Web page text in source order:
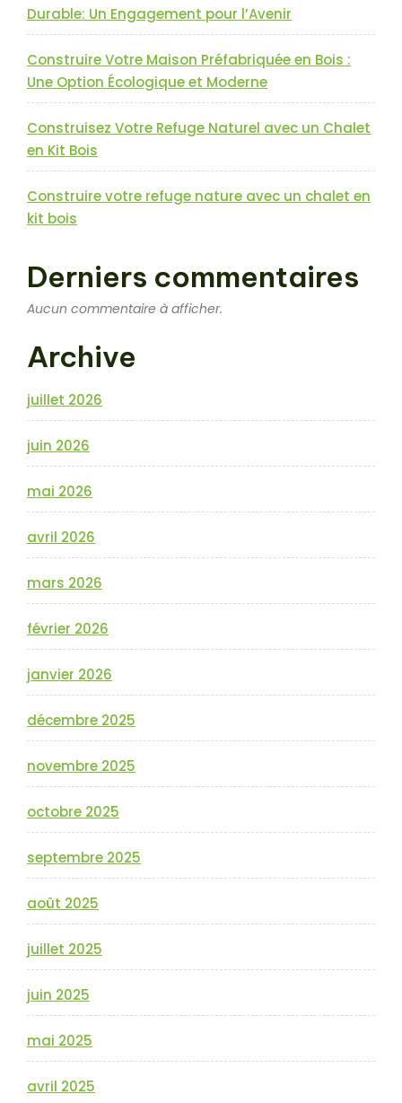
Durable: Un Engagement pour l’Avenir
Construire Votre Maison Préfabriquée en Bois :
Une Option Écologique et Moderne
Construisez Votre Refuge Naturel avec un Chalet
en Kit Bois
Construire votre refuge nature avec un chalet en
kit bois
Derniers commentaires
Aucun commentaire à afficher.
Archive
juillet 2026
juin 2026
mai 2026
avril 2026
mars 2026
février 2026
janvier 2026
décembre 2025
novembre 2025
octobre 2025
septembre 2025
août 2025
juillet 2025
juin 2025
mai 2025
avril 2025